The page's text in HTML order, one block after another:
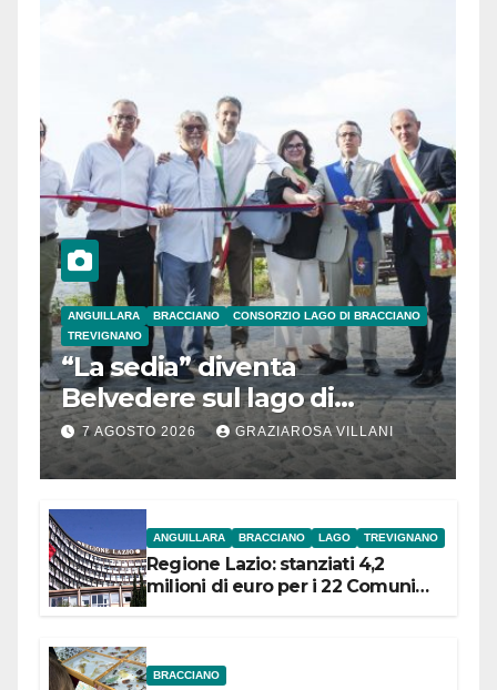
ANGUILLARA BRACCIANO
CONSORZIO LAGO DI BRACCIANO
TREVIGNANO
“La sedia” diventa
Belvedere sul lago di
Bracciano: ieri
l’inaugurazione
7 AGOSTO 2026 GRAZIAROSA VILLANI
ANGUILLARA BRACCIANO LAGO TREVIGNANO
Regione Lazio: stanziati 4,2
milioni di euro per i 22 Comuni
BRACCIANO